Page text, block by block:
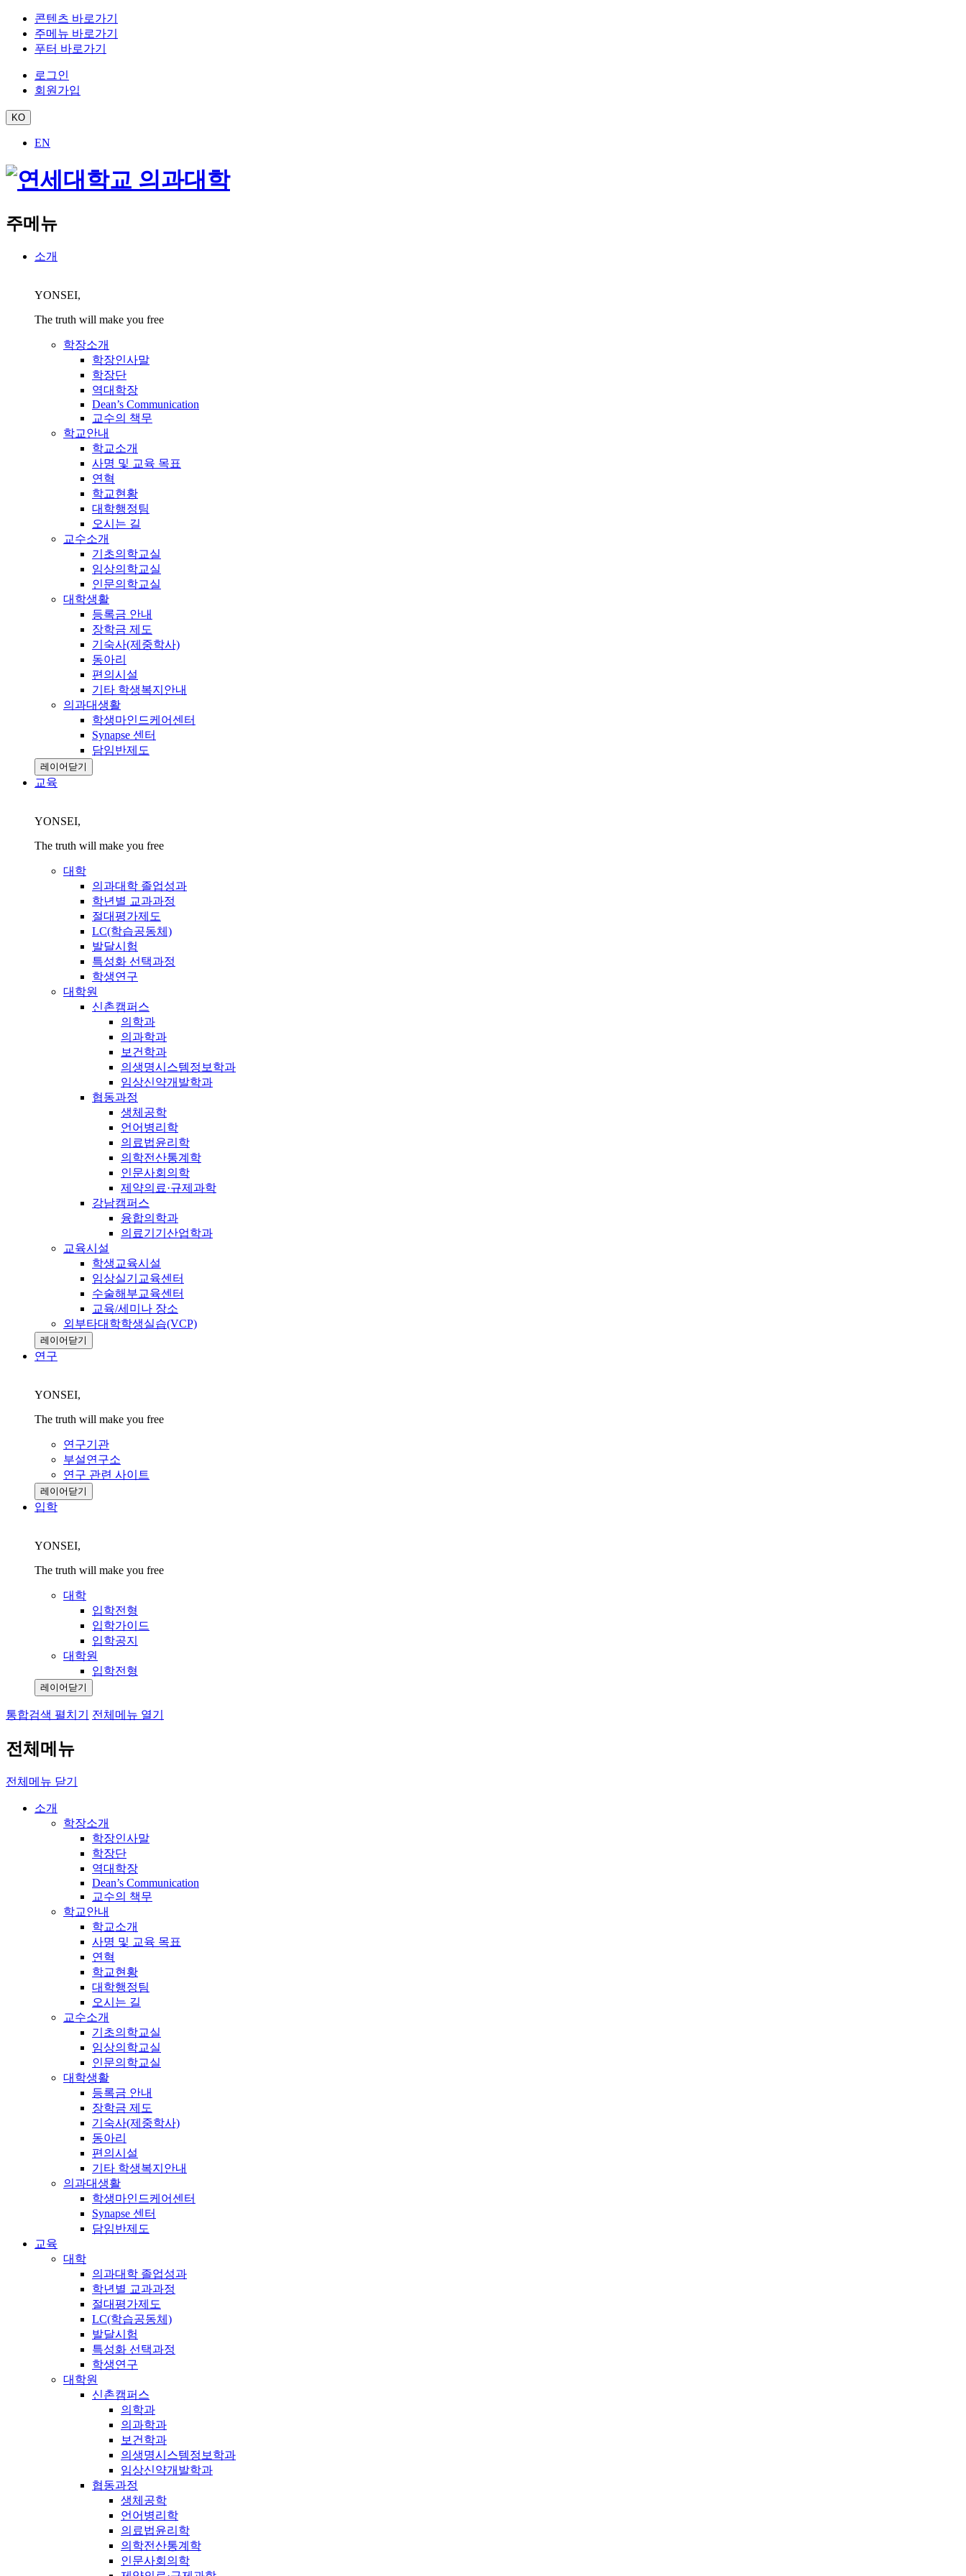
콘텐츠 바로가기
주메뉴 바로가기
푸터 바로가기
로그인
회원가입
KO
EN
주메뉴
소개
YONSEI,
The truth will make you free
학장소개
학장인사말
학장단
역대학장
Dean’s Communication
교수의 책무
학교안내
학교소개
사명 및 교육 목표
연혁
학교현황
대학행정팀
오시는 길
교수소개
기초의학교실
임상의학교실
인문의학교실
대학생활
등록금 안내
장학금 제도
기숙사(제중학사)
동아리
편의시설
기타 학생복지안내
의과대생활
학생마인드케어센터
Synapse 센터
담임반제도
레이어닫기
교육
YONSEI,
The truth will make you free
대학
의과대학 졸업성과
학년별 교과과정
절대평가제도
LC(학습공동체)
발달시험
특성화 선택과정
학생연구
대학원
신촌캠퍼스
의학과
의과학과
보건학과
의생명시스템정보학과
임상신약개발학과
협동과정
생체공학
언어병리학
의료법윤리학
의학전산통계학
인문사회의학
제약의료·규제과학
강남캠퍼스
융합의학과
의료기기산업학과
교육시설
학생교육시설
임상실기교육센터
수술해부교육센터
교육/세미나 장소
외부타대학학생실습(VCP)
레이어닫기
연구
YONSEI,
The truth will make you free
연구기관
부설연구소
연구 관련 사이트
레이어닫기
입학
YONSEI,
The truth will make you free
대학
입학전형
입학가이드
입학공지
대학원
입학전형
레이어닫기
통합검색 펼치기 전체메뉴 열기
전체메뉴
전체메뉴 닫기
소개
학장소개
학장인사말
학장단
역대학장
Dean’s Communication
교수의 책무
학교안내
학교소개
사명 및 교육 목표
연혁
학교현황
대학행정팀
오시는 길
교수소개
기초의학교실
임상의학교실
인문의학교실
대학생활
등록금 안내
장학금 제도
기숙사(제중학사)
동아리
편의시설
기타 학생복지안내
의과대생활
학생마인드케어센터
Synapse 센터
담임반제도
교육
대학
의과대학 졸업성과
학년별 교과과정
절대평가제도
LC(학습공동체)
발달시험
특성화 선택과정
학생연구
대학원
신촌캠퍼스
의학과
의과학과
보건학과
의생명시스템정보학과
임상신약개발학과
협동과정
생체공학
언어병리학
의료법윤리학
의학전산통계학
인문사회의학